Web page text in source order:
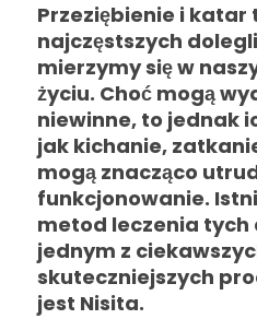
Przeziębienie i katar
najczęstszych
mierzymy się w
życiu. Choć mogą
niewinne, to jednak
jak kichanie,
mogą znacząco
funkcjonowanie.
metod leczenia tych
jednym z
skuteczniejszych
jest Nisita.